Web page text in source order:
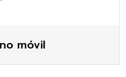
móvil